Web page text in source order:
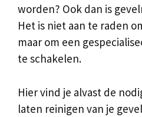
worden? Ook dan is
Het is niet aan te raden
maar om een
te schakelen.
Hier vind je alvast de
laten reinigen van je